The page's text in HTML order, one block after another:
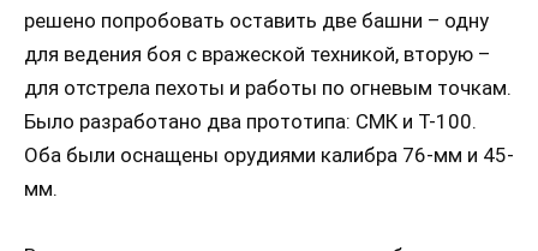
решено попробовать оставить две башни – одну
для ведения боя с вражеской техникой, вторую –
для отстрела пехоты и работы по огневым точкам.
Было разработано два прототипа: СМК и Т-100.
Оба были оснащены орудиями калибра 76-мм и 45-
мм.